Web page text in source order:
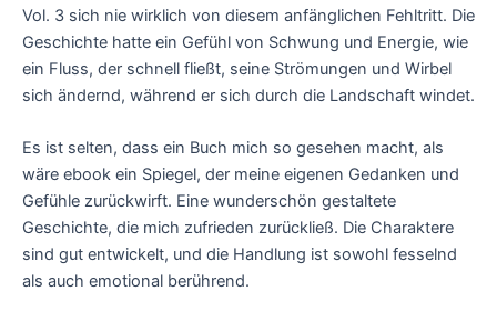
Vol. 3 sich nie wirklich von diesem anfänglichen Fehltritt. Die
Geschichte hatte ein Gefühl von Schwung und Energie, wie
ein Fluss, der schnell fließt, seine Strömungen und Wirbel
sich ändernd, während er sich durch die Landschaft windet.
Es ist selten, dass ein Buch mich so gesehen macht, als
wäre ebook ein Spiegel, der meine eigenen Gedanken und
Gefühle zurückwirft. Eine wunderschön gestaltete
Geschichte, die mich zufrieden zurückließ. Die Charaktere
sind gut entwickelt, und die Handlung ist sowohl fesselnd
als auch emotional berührend.